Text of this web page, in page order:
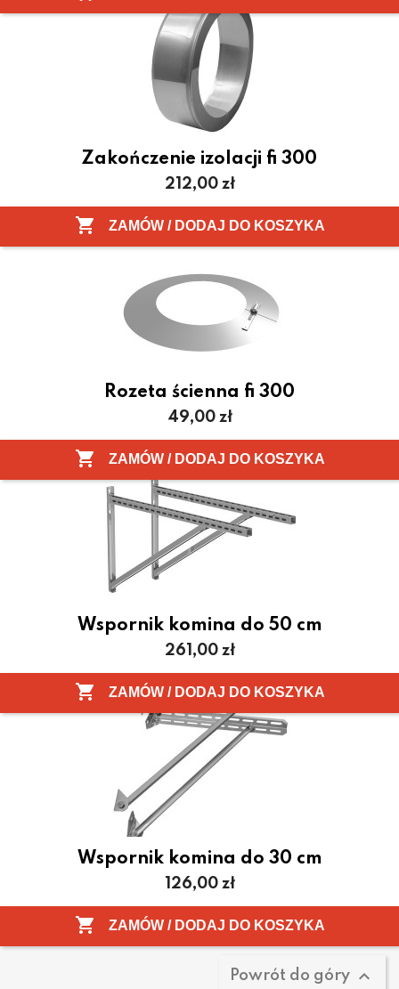
Zakończenie izolacji fi 300
Cena
212,00 zł
 ZAMÓW / DODAJ DO KOSZYKA
Rozeta ścienna fi 300
Cena
49,00 zł
 ZAMÓW / DODAJ DO KOSZYKA
Wspornik komina do 50 cm
Cena
261,00 zł
 ZAMÓW / DODAJ DO KOSZYKA
Wspornik komina do 30 cm
Cena
126,00 zł
 ZAMÓW / DODAJ DO KOSZYKA
Pokazano 1-11 z 11 pozycji
Powrót do góry 